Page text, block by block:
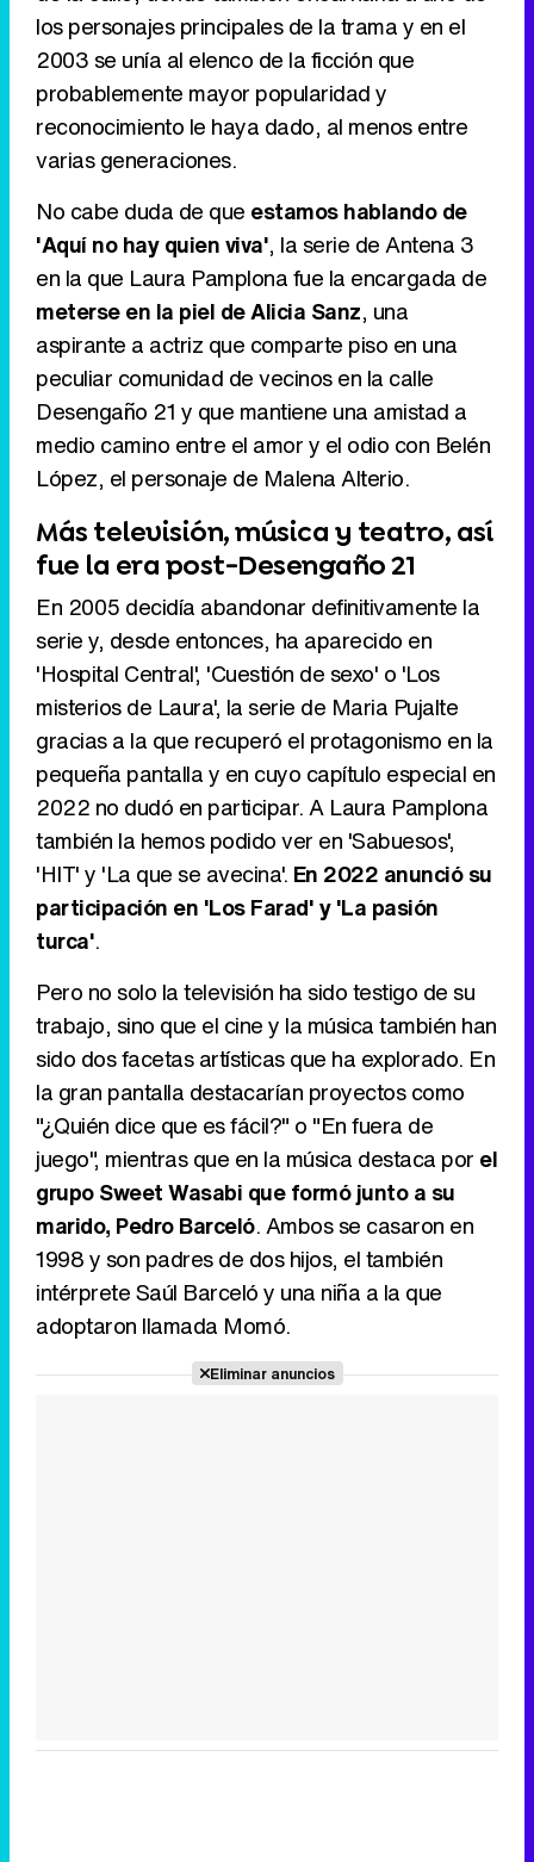
los personajes principales de la trama y en el
2003 se unía al elenco de la ficción que
probablemente mayor popularidad y
reconocimiento le haya dado, al menos entre
varias generaciones.
No cabe duda de que estamos hablando de
'Aquí no hay quien viva', la serie de Antena 3
en la que Laura Pamplona fue la encargada de
meterse en la piel de Alicia Sanz, una
aspirante a actriz que comparte piso en una
peculiar comunidad de vecinos en la calle
Desengaño 21 y que mantiene una amistad a
medio camino entre el amor y el odio con Belén
López, el personaje de Malena Alterio.
Más televisión, música y teatro, así
fue la era post-Desengaño 21
En 2005 decidía abandonar definitivamente la
serie y, desde entonces, ha aparecido en
'Hospital Central', 'Cuestión de sexo' o 'Los
misterios de Laura', la serie de Maria Pujalte
gracias a la que recuperó el protagonismo en la
pequeña pantalla y en cuyo capítulo especial en
2022 no dudó en participar. A Laura Pamplona
también la hemos podido ver en 'Sabuesos',
'HIT' y 'La que se avecina'. En 2022 anunció su
participación en 'Los Farad' y 'La pasión
turca'.
Pero no solo la televisión ha sido testigo de su
trabajo, sino que el cine y la música también han
sido dos facetas artísticas que ha explorado. En
la gran pantalla destacarían proyectos como
"¿Quién dice que es fácil?" o "En fuera de
juego", mientras que en la música destaca por el
grupo Sweet Wasabi que formó junto a su
marido, Pedro Barceló. Ambos se casaron en
1998 y son padres de dos hijos, el también
intérprete Saúl Barceló y una niña a la que
adoptaron llamada Momó.
Eliminar anuncios